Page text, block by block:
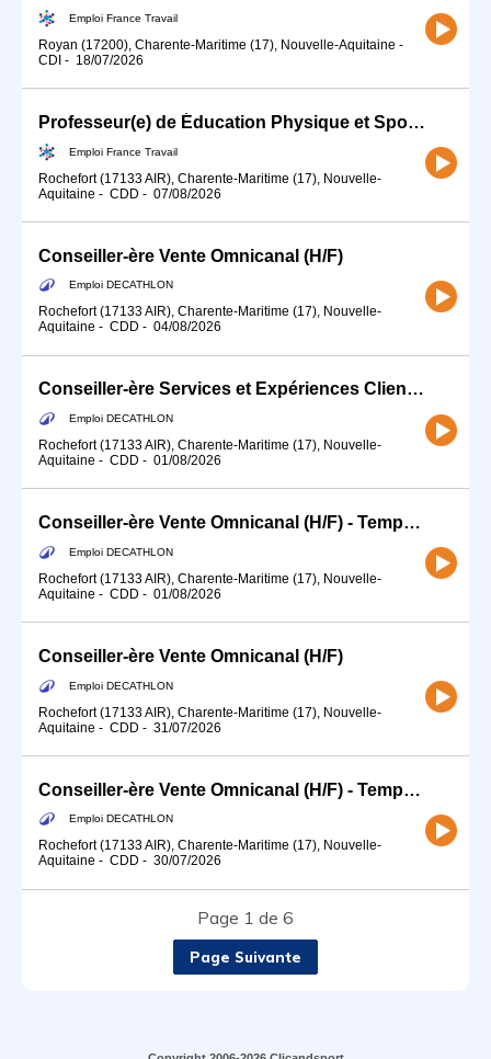
Emploi France Travail
Royan (17200), Charente-Maritime (17), Nouvelle-Aquitaine -
CDI - 18/07/2026
Professeur(e) de Éducation Physique et Sportive (EPS) (H/F)
Emploi France Travail
Rochefort (17133 AIR), Charente-Maritime (17), Nouvelle-
Aquitaine - CDD - 07/08/2026
Conseiller-ère Vente Omnicanal (H/F)
Emploi DECATHLON
Rochefort (17133 AIR), Charente-Maritime (17), Nouvelle-
Aquitaine - CDD - 04/08/2026
Conseiller-ère Services et Expériences Client (H/F) JUILLET-AOÛT
Emploi DECATHLON
Rochefort (17133 AIR), Charente-Maritime (17), Nouvelle-
Aquitaine - CDD - 01/08/2026
Conseiller-ère Vente Omnicanal (H/F) - Temps partiel
Emploi DECATHLON
Rochefort (17133 AIR), Charente-Maritime (17), Nouvelle-
Aquitaine - CDD - 01/08/2026
Conseiller-ère Vente Omnicanal (H/F)
Emploi DECATHLON
Rochefort (17133 AIR), Charente-Maritime (17), Nouvelle-
Aquitaine - CDD - 31/07/2026
Conseiller-ère Vente Omnicanal (H/F) - Temps partiel 15h LONGUE DUREE
Emploi DECATHLON
Rochefort (17133 AIR), Charente-Maritime (17), Nouvelle-
Aquitaine - CDD - 30/07/2026
Page 1 de 6
Page Suivante